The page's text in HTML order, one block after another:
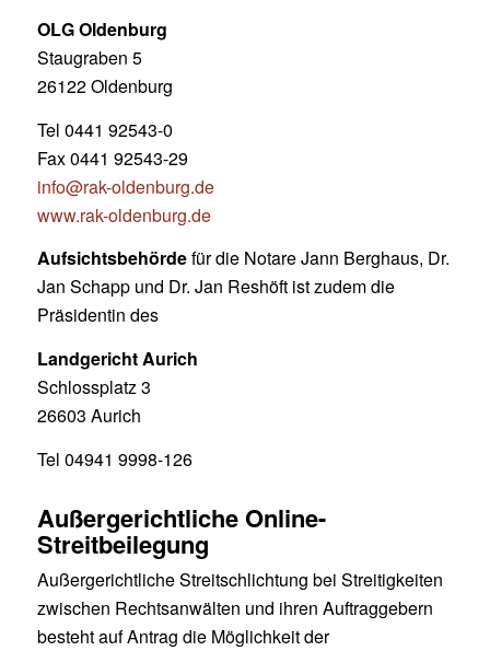
OLG Oldenburg
Staugraben 5
26122 Oldenburg
Tel 0441 92543-0
Fax 0441 92543-29
info@rak-oldenburg.de
www.rak-oldenburg.de
Aufsichtsbehördefür die Notare Jann Berghaus, Dr.
Jan Schapp und Dr. Jan Reshöft ist zudem die
Präsidentin des
Landgericht Aurich
Schlossplatz 3
26603 Aurich
Tel 04941 9998-126
Außergerichtliche Online-
Streitbeilegung
Außergerichtliche Streitschlichtung bei Streitigkeiten
zwischen Rechtsanwälten und ihren Auftraggebern
besteht auf Antrag die Möglichkeit der